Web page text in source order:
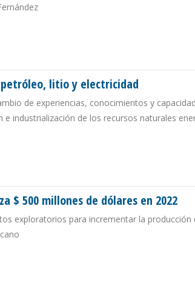
litio y electricidad
de experiencias, conocimientos y
industrialización de los recursos naturales
$ 500 millones de dólares en 2022
exploratorios para incrementar la producción